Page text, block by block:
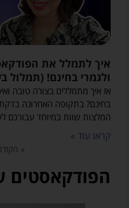
איך לתמלל את
ולגמרי בחינם! (תמלול
אז איך מתמללים בצורה טובה
בחינם? בתקופה האחרונה
המלצות שוות במיוחד עבורכם
קראו עוד »
«
הפודקאסטים